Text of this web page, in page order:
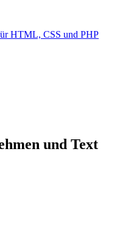
HTML, CSS und PHP
und Text